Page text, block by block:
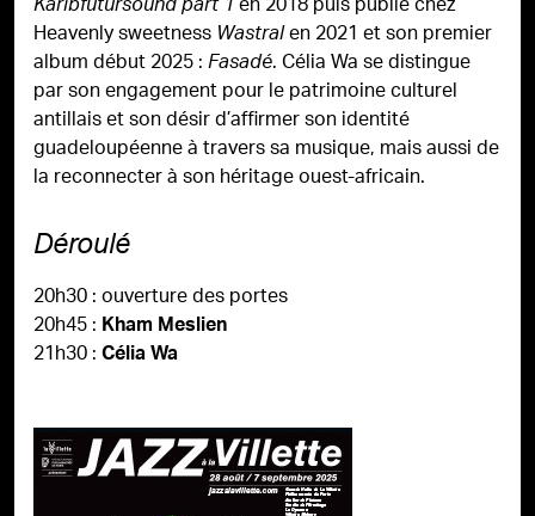
Heavenly sweetnessWastralen 2021 et son premier
album début 2025 :Fasadé. Célia Wa se distingue
par son engagement pour le patrimoine culturel
antillais et son désir d’affirmer son identité
guadeloupéenne à travers sa musique, mais aussi de
la reconnecter à son héritage ouest-africain.
Déroulé
20h30 : ouverture des portes
20h45 :Kham Meslien
21h30 :Célia Wa